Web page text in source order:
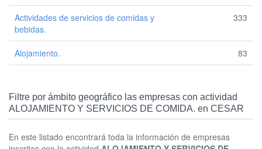
Actividades de servicios de comidas y
bebidas.
333
Alojamiento. 83
Filtre por ámbito geográfico las empresas con actividad
ALOJAMIENTO Y SERVICIOS DE COMIDA. en CESAR
En este listado encontrará toda la información de empresas